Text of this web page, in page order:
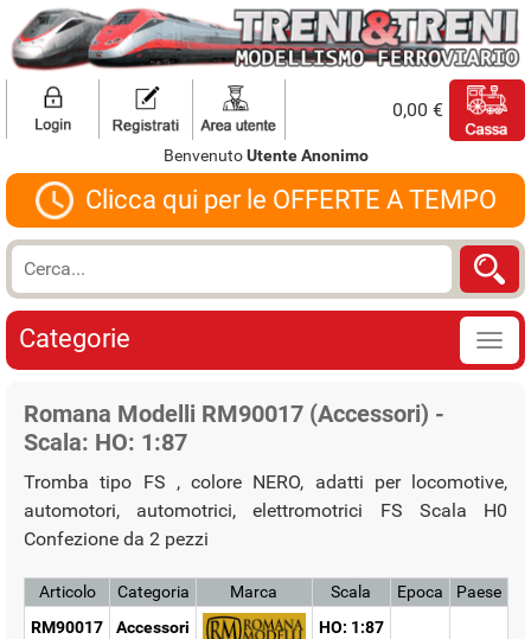
0,00 €
BenvenutoUtente Anonimo
Clicca qui per le OFFERTE A TEMPO
Categorie
Romana Modelli RM90017 (Accessori) -
Scala: HO: 1:87
Tromba tipo FS , colore NERO, adatti per locomotive,
automotori, automotrici, elettromotrici FS Scala H0
Confezione da 2 pezzi
Articolo
RM90017
Categoria
Accessori
Marca
Scala
HO: 1:87
Epoca Paese